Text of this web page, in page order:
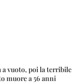
vuoto, poi la terribile
muore a 56 anni